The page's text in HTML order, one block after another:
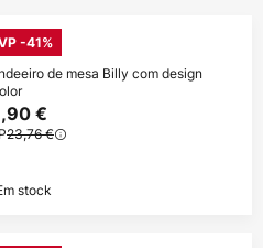
-41%
de mesa Billy com design
€
23,76 €
stock